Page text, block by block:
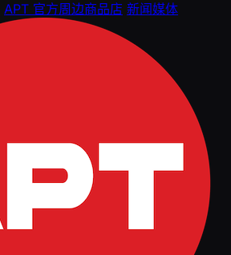
APT 官方周边商品店 新闻媒体